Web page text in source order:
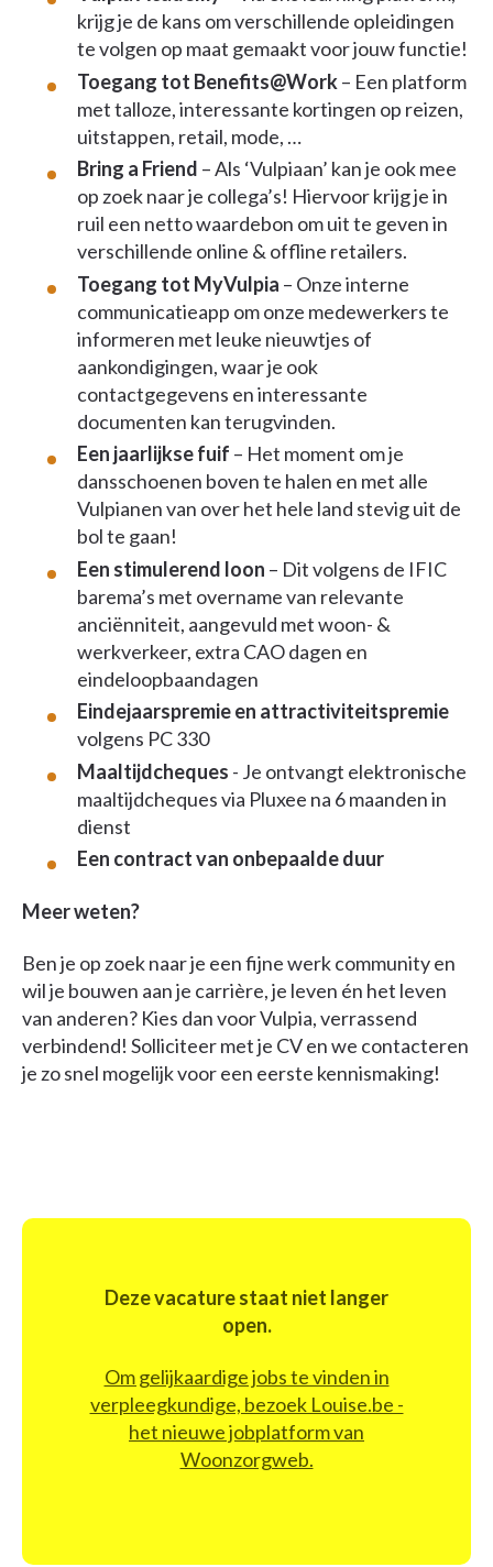
krijg je de kans om verschillende opleidingen
te volgen op maat gemaakt voor jouw functie!
Toegang tot Benefits@Work– Een platform
met talloze, interessante kortingen op reizen,
uitstappen, retail, mode, …
Bring a Friend – Als ‘Vulpiaan’ kan je ook mee
op zoek naar je collega’s! Hiervoor krijg je in
ruil een netto waardebon om uit te geven in
verschillende online & offline retailers.
Toegang tot MyVulpia – Onze interne
communicatieapp om onze medewerkers te
informeren met leuke nieuwtjes of
aankondigingen, waar je ook
contactgegevens en interessante
documenten kan terugvinden.
Een jaarlijkse fuif – Het moment om je
dansschoenen boven te halen en met alle
Vulpianen van over het hele land stevig uit de
bol te gaan!
Een stimulerend loon – Dit volgens de IFIC
barema’s met overname van relevante
anciënniteit, aangevuld met woon- &
werkverkeer, extra CAO dagen en
eindeloopbaandagen
Eindejaarspremie en attractiviteitspremie
volgens PC 330
Maaltijdcheques - Je ontvangt elektronische
maaltijdcheques via Pluxee na 6 maanden in
dienst
Een contract van onbepaalde duur
Meer weten?
Ben je op zoek naar je een fijne werk community en
wil je bouwen aan je carrière, je leven én het leven
van anderen? Kies dan voor Vulpia, verrassend
verbindend! Solliciteer met je CV en we contacteren
je zo snel mogelijk voor een eerste kennismaking!
Deze vacature staat niet langer
open.
Om gelijkaardige jobs te vinden in
verpleegkundige, bezoek Louise.be -
het nieuwe jobplatform van
Woonzorgweb.